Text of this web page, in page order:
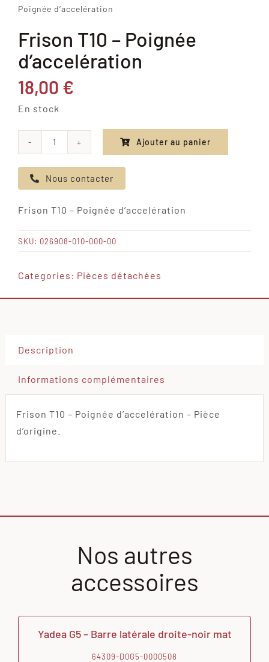
Poignée d’accelération
Frison T10 – Poignée
d’accelération
18,00 €
En stock
de
Frison
-
Poignée
d'accelération
Ajouter au panier
Nous contacter
Frison T10 – Poignée d’accelération
SKU: 026908-010-000-00
Categories: Pièces détachées
Description
Informations complémentaires
Frison T10 – Poignée d’accelération – Pièce
d’origine.
Nos autres
accessoires
Yadea G5 – Barre latérale droite-noir mat
64309-D0G5-0000508